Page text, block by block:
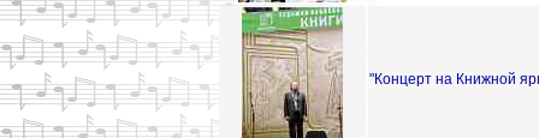
"Концерт на Книжной